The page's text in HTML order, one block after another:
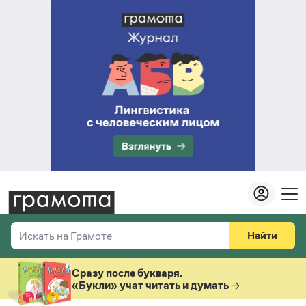
Искать на Грамоте
Справочная служба
Найти
Везде